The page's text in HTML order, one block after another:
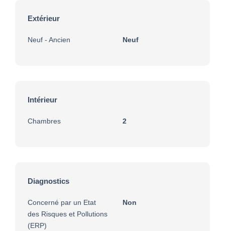
Extérieur
Neuf - Ancien Neuf
Intérieur
Chambres 2
Diagnostics
Concerné par un Etat
des Risques et Pollutions
(ERP)
Non